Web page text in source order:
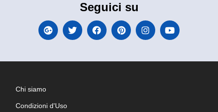
Seguici su
Chi siamo
Condizioni d'Uso